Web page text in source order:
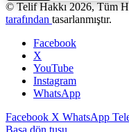
© Telif Hakkı 2026, Tüm
tarafından tasarlanmıştır.
Facebook
X
YouTube
Instagram
WhatsApp
Facebook X WhatsApp
Başa dön tuşu